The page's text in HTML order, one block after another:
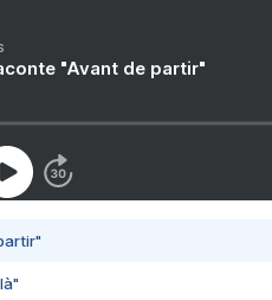
"Avant de partir"